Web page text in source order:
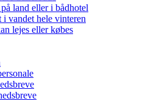
land eller i bådhotel
vandet hele vinteren
lejes eller købes